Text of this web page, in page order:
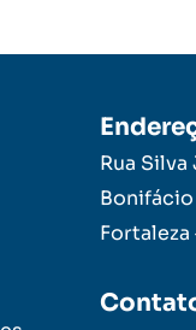
Rua Silva
Fortaleza